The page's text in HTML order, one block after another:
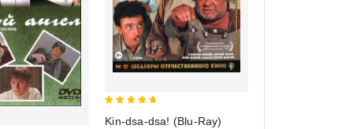
Kin-dsa-dsa! (Blu-Ray)